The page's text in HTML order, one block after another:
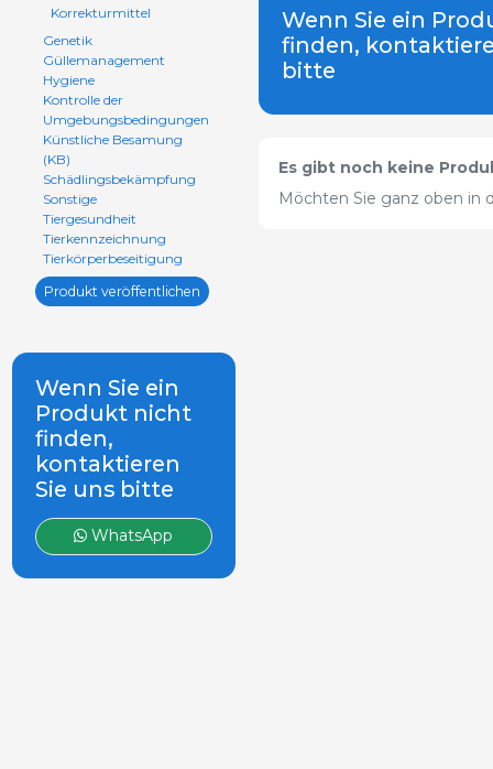
Korrekturmittel
Genetik
Güllemanagement
Hygiene
Kontrolle der
Umgebungsbedingungen
Künstliche Besamung
(KB)
Schädlingsbekämpfung
Sonstige
Tiergesundheit
Tierkennzeichnung
Tierkörperbeseitigung
Produkt veröffentlichen
Wenn Sie ein
Produkt nicht
finden,
kontaktieren
Sie uns bitte
WhatsApp
Wenn Sie ein
finden,
bitte
Es gibt noch keine
Möchten Sie ganz oben in